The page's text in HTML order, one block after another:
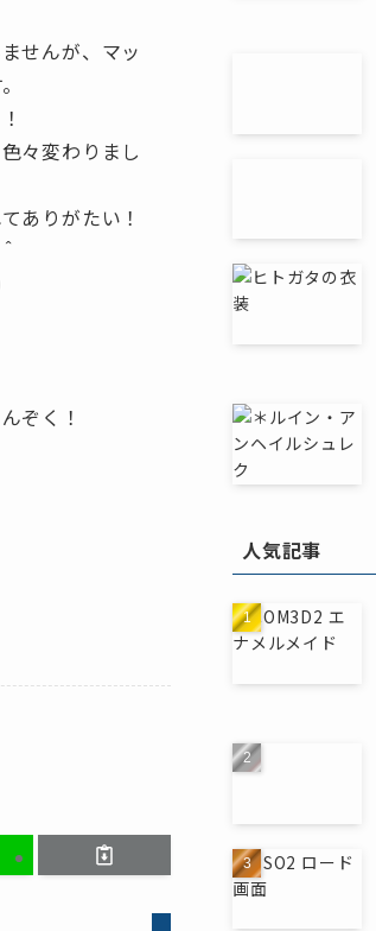
せんが、マッ
々変わりまし
ありがたい！
ぞく！
人気記事